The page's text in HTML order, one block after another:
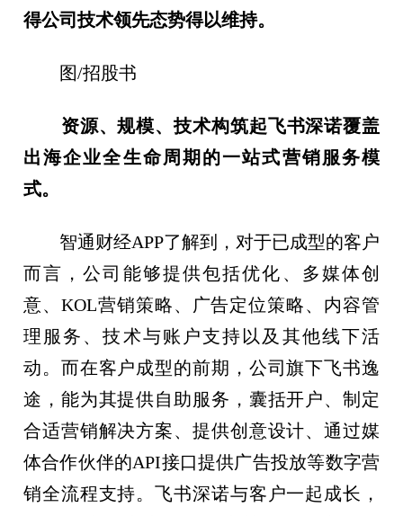
得公司技术领先态势得以维持。
图/招股书
资源、规模、技术构筑起飞书深诺覆盖
出海企业全生命周期的一站式营销服务模
式。
智通财经APP了解到，对于已成型的客户
而言，公司能够提供包括优化、多媒体创
意、KOL营销策略、广告定位策略、内容管
理服务、技术与账户支持以及其他线下活
动。而在客户成型的前期，公司旗下飞书逸
途，能为其提供自助服务，囊括开户、制定
合适营销解决方案、提供创意设计、通过媒
体合作伙伴的API接口提供广告投放等数字营
销全流程支持。飞书深诺与客户一起成长，